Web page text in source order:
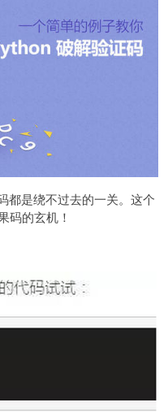
都是绕不过去的一关。这个
码的玄机！